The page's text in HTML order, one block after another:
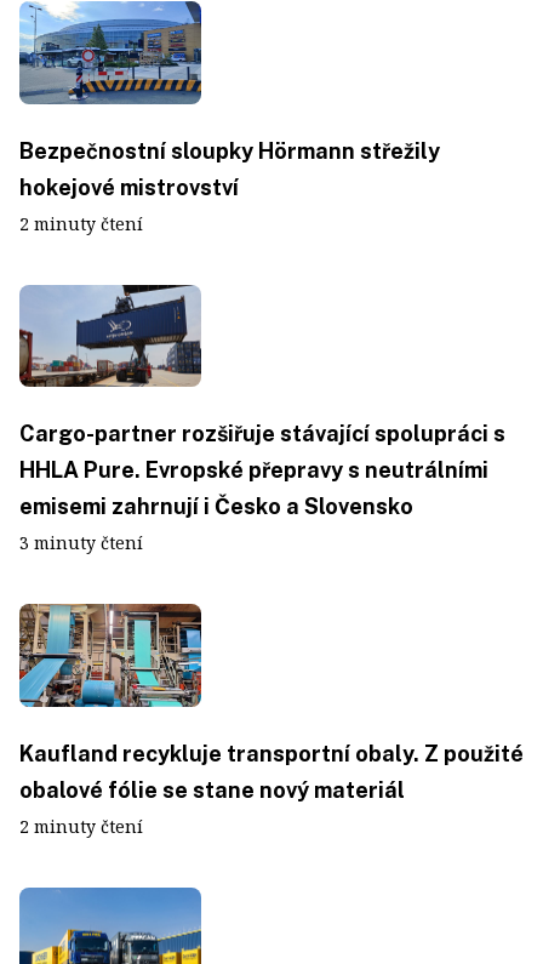
Bezpečnostní sloupky Hörmann střežily
hokejové mistrovství
2 minuty čtení
Cargo-partner rozšiřuje stávající spolupráci s
HHLA Pure. Evropské přepravy s neutrálními
emisemi zahrnují i Česko a Slovensko
3 minuty čtení
Kaufland recykluje transportní obaly. Z použité
obalové fólie se stane nový materiál
2 minuty čtení